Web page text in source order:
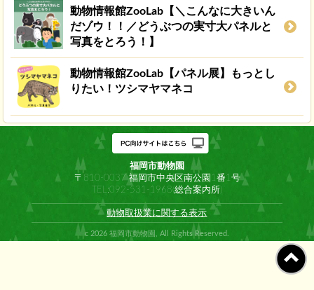
動物情報館ZooLab【＼こんなに大きいん
だゾウ！！／どうぶつの実寸大パネルと
写真をとろう！】
動物情報館ZooLab【パネル展】もっとし
りたい！ツシマヤマネコ
福岡市動物園
〒810-0037 福岡市中央区南公園1番1号
TEL:092-531-1968(総合案内所)
動物取扱業に関する表示
c 2026 福岡市動物園, All Rights Reserved.